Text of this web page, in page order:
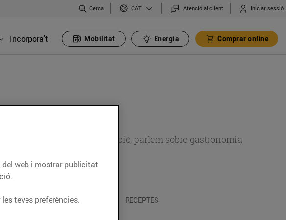
Cerca CAT Atenció al client Iniciar sessió
Incorpora't Mobilitat Energia Comprar online
sobre alimentació, parlem sobre gastronomia
GASTRONOMIA I TRADICIONS RECEPTES
del web i mostrar publicitat
teves preferències.